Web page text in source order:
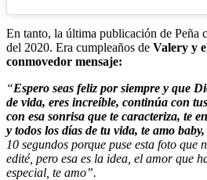
En tanto, la última publicación de Peña
del 2020. Era cumpleaños de Valery y
conmovedor mensaje:
“Espero seas feliz por siempre y que
de vida, eres increíble, continúa con
con esa sonrisa que te caracteriza, te
y todos los días de tu vida, te amo baby,
10 segundos porque puse esta foto que
edité, pero esa es la idea, el amor que
especial, te amo”.